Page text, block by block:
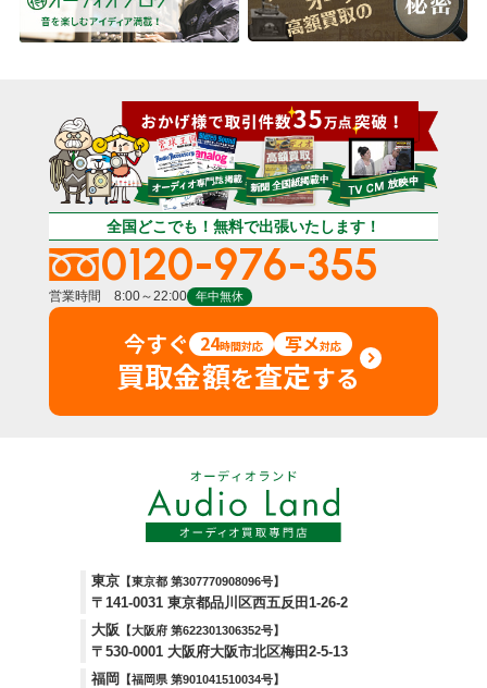
全国どこでも！無料で出張いたします！
0120-976-355
営業時間 8:00～22:00 年中無休
今すぐ 24時間対応 写メ対応
買取金額を査定する
東京 【東京都 第307770908096号】
〒141-0031 東京都品川区西五反田1-26-2
大阪
【大阪府 第622301306352号】
〒530-0001 大阪府大阪市北区梅田2-5-13
福岡
【福岡県 第901041510034号】